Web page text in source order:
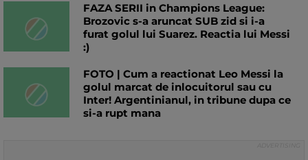
FAZA SERII in Champions League:
Brozovic s-a aruncat SUB zid si i-a
furat golul lui Suarez. Reactia lui Messi
:)
FOTO | Cum a reactionat Leo Messi la
golul marcat de inlocuitorul sau cu
Inter! Argentinianul, in tribune dupa ce
si-a rupt mana